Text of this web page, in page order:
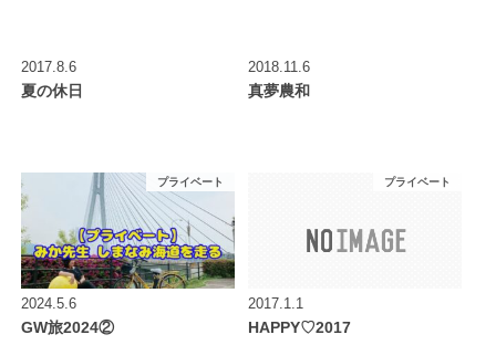
2017.8.6
夏の休日
2018.11.6
真夢農和
プライベート
2024.5.6
GW旅2024②
プライベート
2017.1.1
HAPPY♡2017